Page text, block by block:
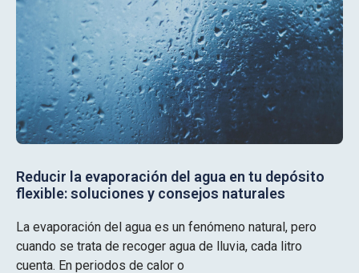
Reducir la evaporación del agua en tu depósito
flexible: soluciones y consejos naturales
La evaporación del agua es un fenómeno natural, pero
cuando se trata de recoger agua de lluvia, cada litro
cuenta. En periodos de calor o